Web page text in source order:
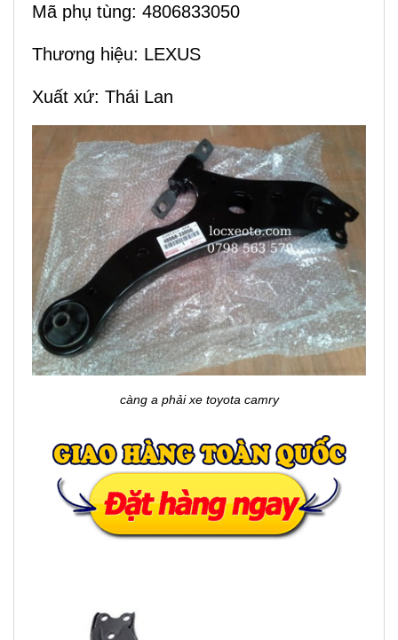
Mã phụ tùng: 4806833050
Thương hiệu: LEXUS
Xuất xứ: Thái Lan
càng a phải xe toyota camry